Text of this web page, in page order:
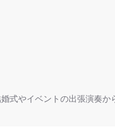
式やイベントの出張演奏